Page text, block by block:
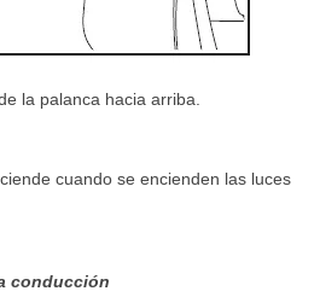
la palanca hacia arriba.
cuando se encienden las luces
conducción